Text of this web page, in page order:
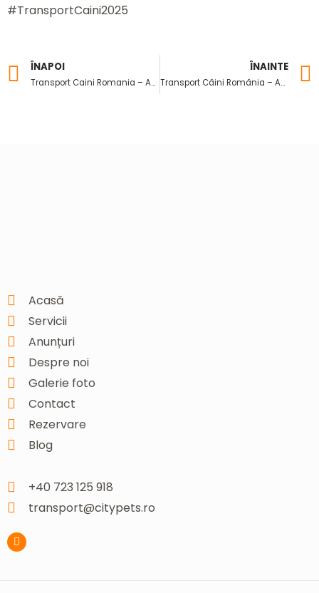
#TransportCaini2025
Prev
ÎNAPOI
Transport Caini Romania – Anglia si Anglia – Romania – cele mai bune conditii
ÎNAINTE
Transport Câini România – Anglia | Soluția Ta Ideală cu Citypets.ro
Acasă
Servicii
Anunțuri
Despre noi
Galerie foto
Contact
Rezervare
Blog
+40 723 125 918
transport@citypets.ro
F
a